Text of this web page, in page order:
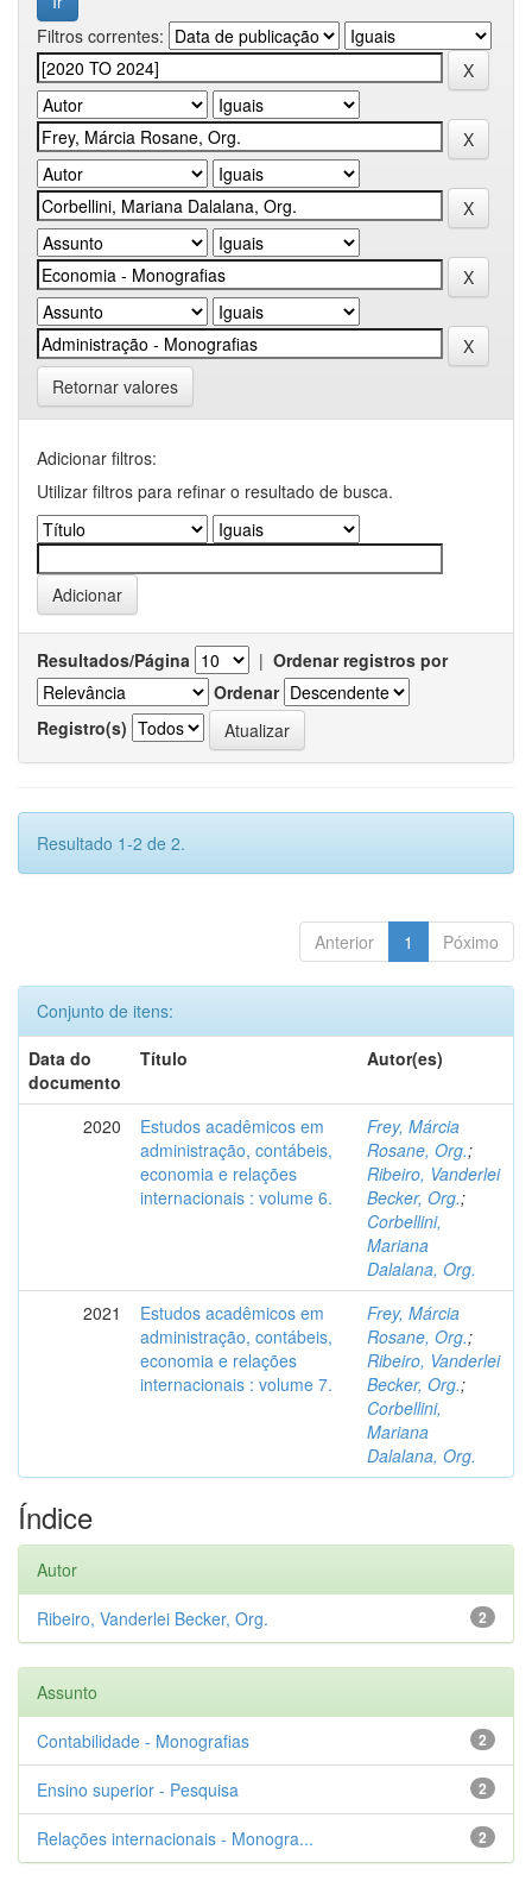
Filtros correntes:
Retornar valores
Adicionar filtros:
Utilizar filtros para refinar o resultado de busca.
Resultados/Página | Ordenar registros por
Ordenar
Registro(s)
Resultado 1-2 de 2.
Anterior 1 Póximo
Conjunto de itens:
Data do
documento
Título Autor(es)
2020
Estudos acadêmicos em
administração, contábeis,
economia e relações
internacionais : volume 6.
Frey, Márcia
Rosane, Org.;
Ribeiro, Vanderlei
Becker, Org.;
Corbellini,
Mariana
Dalalana, Org.
2021
Estudos acadêmicos em
administração, contábeis,
economia e relações
internacionais : volume 7.
Frey, Márcia
Rosane, Org.;
Ribeiro, Vanderlei
Becker, Org.;
Corbellini,
Mariana
Dalalana, Org.
Índice
Autor
2
Ribeiro, Vanderlei Becker, Org.
Assunto
2
Contabilidade - Monografias
2
Ensino superior - Pesquisa
2
Relações internacionais - Monogra...